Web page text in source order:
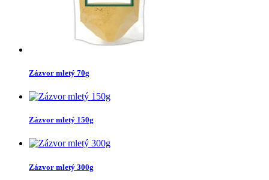
Zázvor mletý 70g
Zázvor mletý 150g
Zázvor mletý 300g